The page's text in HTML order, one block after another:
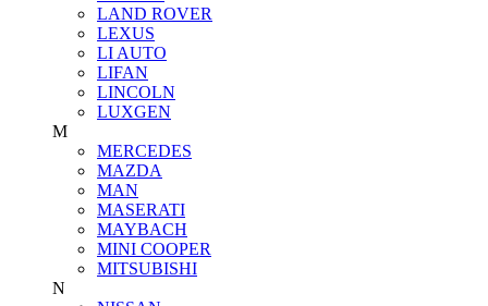
LAND ROVER
LEXUS
LI AUTO
LIFAN
LINCOLN
LUXGEN
M
MERCEDES
MAZDA
MAN
MASERATI
MAYBACH
MINI COOPER
MITSUBISHI
N